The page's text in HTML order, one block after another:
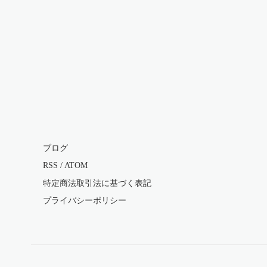
ブログ
RSS / ATOM
特定商法取引法に基づく表記
プライバシーポリシー